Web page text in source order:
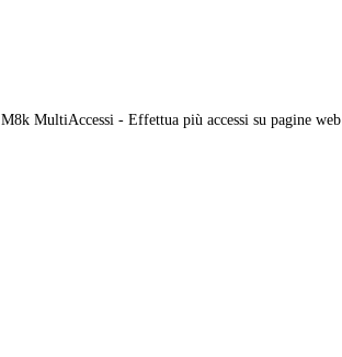
M8k MultiAccessi - Effettua più accessi su pagine web